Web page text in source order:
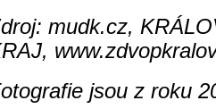
mudk.cz,
jsou z roku